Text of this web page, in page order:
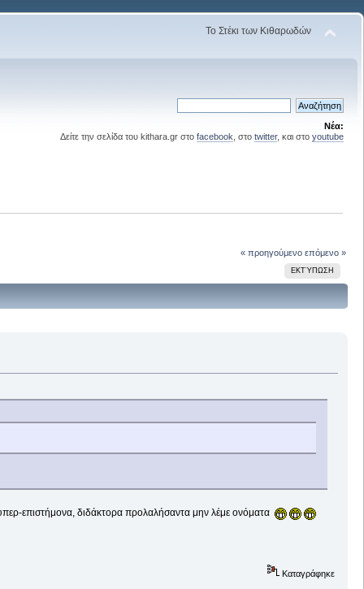
Το Στέκι των Κιθαρωδών
Νέα:
Δείτε την σελίδα του kithara.gr στο facebook , στο twitter, και στο youtube
« προηγούμενο επόμενο »
ΕΚΤΎΠΩΣΗ
επιστήμονα, διδάκτορα προλαλήσαντα μην λέμε ονόματα
Καταγράφηκε